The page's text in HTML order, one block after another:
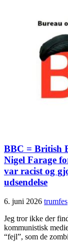
BBC = British
Nigel Farage
var racist og
udsendelse
6. juni 2026 trumfes
Jeg tror ikke der
kommunistisk
“fejl”, som de